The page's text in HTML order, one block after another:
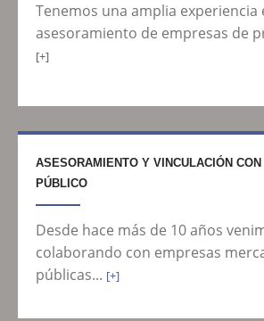
Tenemos una amplia experiencia
asesoramiento de empresas de
[+]
ASESORAMIENTO Y VINCULACIÓN
PÚBLICO
Desde hace más de 10 años
colaborando con empresas
públicas... [+]